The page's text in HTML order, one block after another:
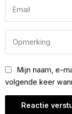
Mijn naam, e-
volgende keer